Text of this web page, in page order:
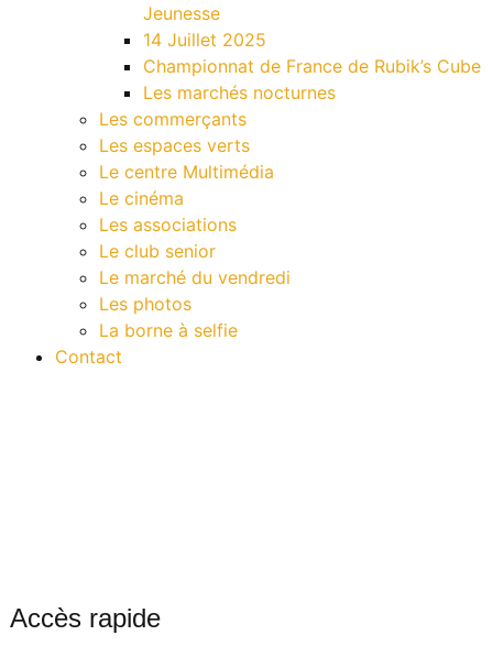
Jeunesse
14 Juillet 2025
Championnat de France de Rubik’s Cube
Les marchés nocturnes
Les commerçants
Les espaces verts
Le centre Multimédia
Le cinéma
Les associations
Le club senior
Le marché du vendredi
Les photos
La borne à selfie
Contact
Accès rapide